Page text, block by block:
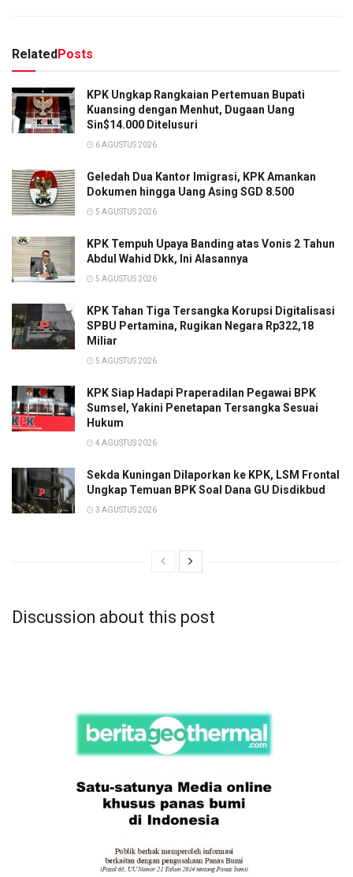
Related Posts
KPK Ungkap Rangkaian Pertemuan Bupati
Kuansing dengan Menhut, Dugaan Uang
Sin$14.000 Ditelusuri
6 AGUSTUS 2026
Geledah Dua Kantor Imigrasi, KPK Amankan
Dokumen hingga Uang Asing SGD 8.500
5 AGUSTUS 2026
KPK Tempuh Upaya Banding atas Vonis 2 Tahun
Abdul Wahid Dkk, Ini Alasannya
5 AGUSTUS 2026
KPK Tahan Tiga Tersangka Korupsi Digitalisasi
SPBU Pertamina, Rugikan Negara Rp322,18
Miliar
5 AGUSTUS 2026
KPK Siap Hadapi Praperadilan Pegawai BPK
Sumsel, Yakini Penetapan Tersangka Sesuai
Hukum
4 AGUSTUS 2026
Sekda Kuningan Dilaporkan ke KPK, LSM Frontal
Ungkap Temuan BPK Soal Dana GU Disdikbud
3 AGUSTUS 2026
Discussion about this post